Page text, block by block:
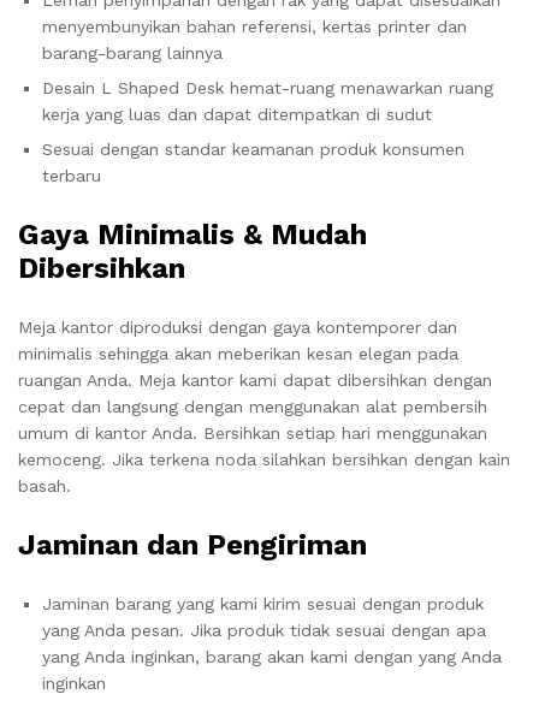
menyembunyikan bahan referensi, kertas printer dan
barang-barang lainnya
Desain L Shaped Desk hemat-ruang menawarkan ruang
kerja yang luas dan dapat ditempatkan di sudut
Sesuai dengan standar keamanan produk konsumen
terbaru
Gaya Minimalis & Mudah
Dibersihkan
Meja kantor diproduksi dengan gaya kontemporer dan
minimalis sehingga akan meberikan kesan elegan pada
ruangan Anda. Meja kantor kami dapat dibersihkan dengan
cepat dan langsung dengan menggunakan alat pembersih
umum di kantor Anda. Bersihkan setiap hari menggunakan
kemoceng. Jika terkena noda silahkan bersihkan dengan kain
basah.
Jaminan dan Pengiriman
Jaminan barang yang kami kirim sesuai dengan produk
yang Anda pesan. Jika produk tidak sesuai dengan apa
yang Anda inginkan, barang akan kami dengan yang Anda
inginkan